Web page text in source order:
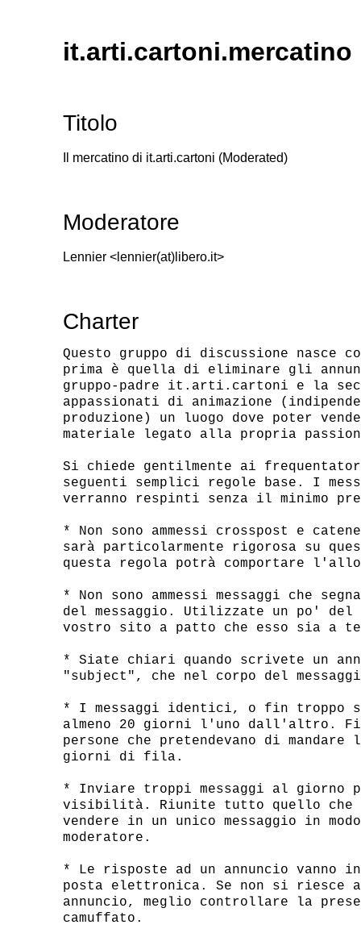
it.arti.cartoni.mercatino
Titolo
Il mercatino di it.arti.cartoni (Moderated)
Moderatore
Lennier <lennier(at)libero.it>
Charter
Questo gruppo di discussione
prima è quella di eliminare gli
gruppo-padre it.arti.cartoni e la
appassionati di animazione
produzione) un luogo dove poter
materiale legato alla propria
Si chiede gentilmente ai
seguenti semplici regole base. I
verranno respinti senza il minimo
* Non sono ammessi crosspost e
sarà particolarmente rigorosa su
questa regola potrà comportare
* Non sono ammessi messaggi che
del messaggio. Utilizzate un po'
vostro sito a patto che esso sia a
* Siate chiari quando scrivete un
"subject", che nel corpo del
* I messaggi identici, o fin troppo
almeno 20 giorni l'uno dall'altro.
persone che pretendevano di
giorni di fila.
* Inviare troppi messaggi al giorno
visibilità. Riunite tutto quello che
vendere in un unico messaggio in
moderatore.
* Le risposte ad un annuncio vanno
posta elettronica. Se non si riesce
annuncio, meglio controllare la
camuffato.